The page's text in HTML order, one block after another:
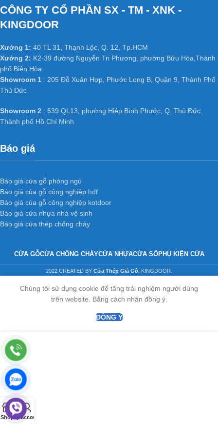
CÔNG TY CỔ PHẦN SX - TM - XNK -
KINGDOOR
Xưởng 1: 40 TL 31, Thạnh Lộc, Q. 12, Tp.HCM
Xưởng 2: K2-39 đường Nguyễn Tri Phương, phường Bửu Hòa,Thành
phố Biên Hòa
Showroom 1 : 205 Đỗ Xuân Hợp, Phước Long B, Quận 9, Thành Phố
Thủ Đức
Showroom 2 : 639 QL13, phường Hiệp Bình Phước, Q. Thủ Đức,
Thành phố Hồ Chí Minh
Báo giá
Báo giá cửa gỗ phòng ngủ
Báo giá của gỗ công nghiệp hdf
Báo giá của gỗ công nghiệp kotdoor
Báo giá cửa nhựa nhà vệ sinh
Báo giá cửa thép chống cháy
CỬA GỖCỬA CHỐNG CHÁYCỬA NHỰACỬA SỔPHỤ KIỆN CỬA
2022 CREATED BY Cửa Thép Giả Gỗ . KINGDOOR.
Chúng tôi sử dụng cookie để tăng trải nghiệm người dùng
trên website. Bằng cách nhân đồng ý.
ĐỒNG Ý
Shop
0
Cart
My account